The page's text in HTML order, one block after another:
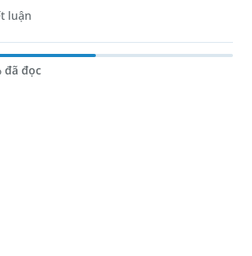
luận
đã đọc